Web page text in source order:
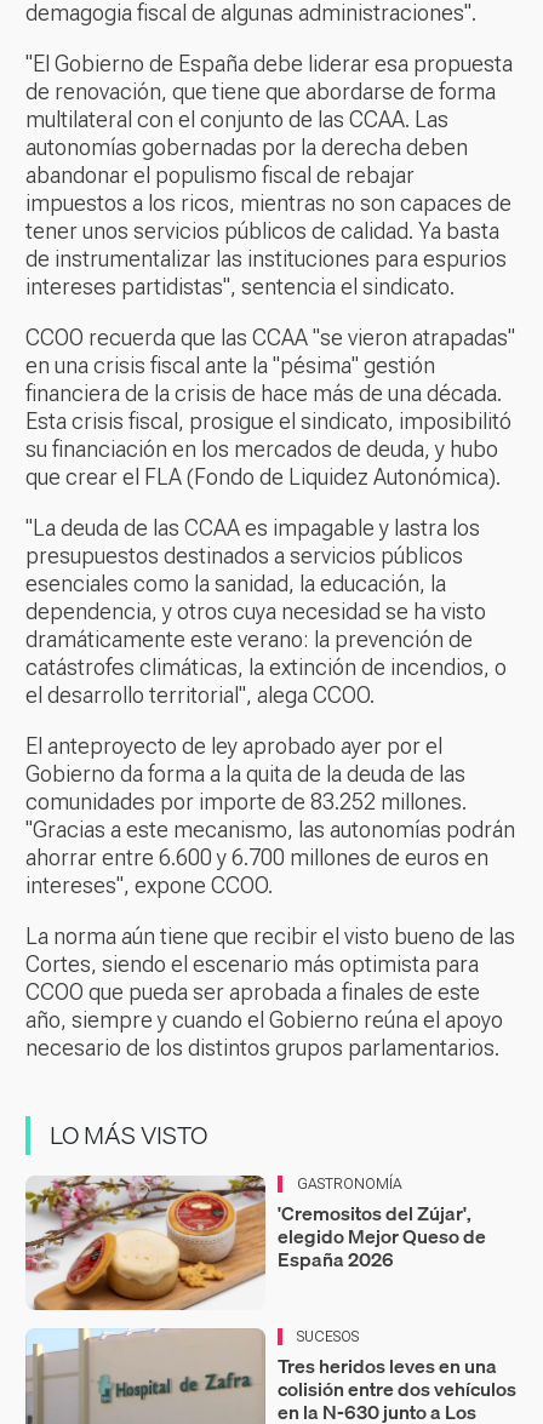
demagogia fiscal de algunas administraciones".
"El Gobierno de España debe liderar esa propuesta
de renovación, que tiene que abordarse de forma
multilateral con el conjunto de las CCAA. Las
autonomías gobernadas por la derecha deben
abandonar el populismo fiscal de rebajar
impuestos a los ricos, mientras no son capaces de
tener unos servicios públicos de calidad. Ya basta
de instrumentalizar las instituciones para espurios
intereses partidistas", sentencia el sindicato.
CCOO recuerda que las CCAA "se vieron atrapadas"
en una crisis fiscal ante la "pésima" gestión
financiera de la crisis de hace más de una década.
Esta crisis fiscal, prosigue el sindicato, imposibilitó
su financiación en los mercados de deuda, y hubo
que crear el FLA (Fondo de Liquidez Autonómica).
"La deuda de las CCAA es impagable y lastra los
presupuestos destinados a servicios públicos
esenciales como la sanidad, la educación, la
dependencia, y otros cuya necesidad se ha visto
dramáticamente este verano: la prevención de
catástrofes climáticas, la extinción de incendios, o
el desarrollo territorial", alega CCOO.
El anteproyecto de ley aprobado ayer por el
Gobierno da forma a la quita de la deuda de las
comunidades por importe de 83.252 millones.
"Gracias a este mecanismo, las autonomías podrán
ahorrar entre 6.600 y 6.700 millones de euros en
intereses", expone CCOO.
La norma aún tiene que recibir el visto bueno de las
Cortes, siendo el escenario más optimista para
CCOO que pueda ser aprobada a finales de este
año, siempre y cuando el Gobierno reúna el apoyo
necesario de los distintos grupos parlamentarios.
LO MÁS VISTO
GASTRONOMÍA
'Cremositos del Zújar',
elegido Mejor Queso de
España 2026
SUCESOS
Tres heridos leves en una
colisión entre dos vehículos
en la N-630 junto a Los